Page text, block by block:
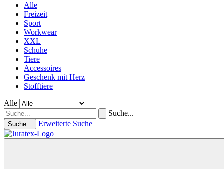
Alle
Freizeit
Sport
Workwear
XXL
Schuhe
Tiere
Accessoires
Geschenk mit Herz
Stofftiere
Alle
Suche...
Suche... Erweiterte Suche